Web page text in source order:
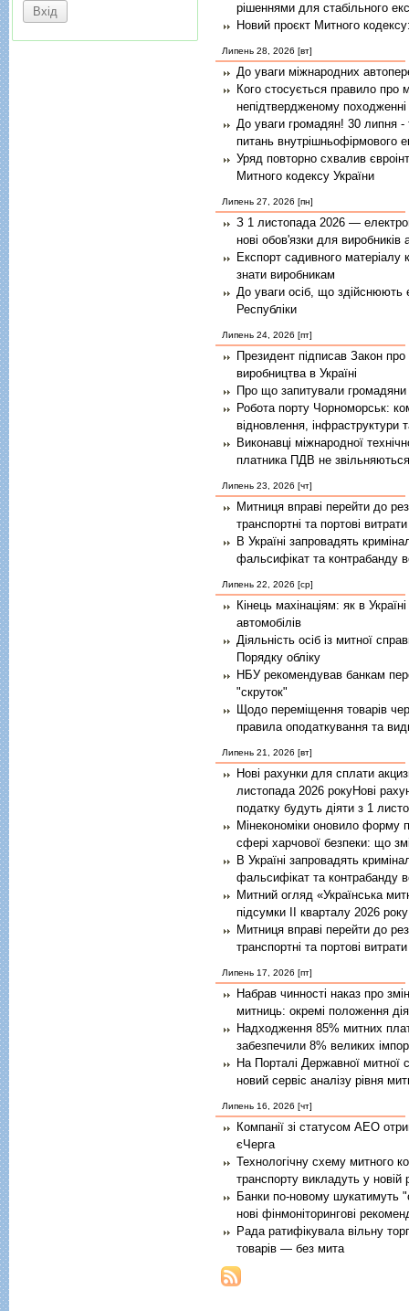
рішеннями для стабільного
Новий проєкт Митного
Липень 28, 2026 [вт]
До уваги міжнародних
Кого стосується правило
непідтвердженому походженні
До уваги громадян! 30 липня -
питань внутрішньофірмового
Уряд повторно схвалив
Митного кодексу України
Липень 27, 2026 [пн]
З 1 листопада 2026 —
нові обов'язки для
Експорт садивного
знати виробникам
До уваги осіб, що здійснюють
Республіки
Липень 24, 2026 [пт]
Президент підписав Закон про
виробництва в Україні
Про що запитували громадяни
Робота порту Чорноморськ:
відновлення, інфраструктури
Виконавці міжнародної
платника ПДВ не
Липень 23, 2026 [чт]
Митниця вправі перейти до
транспортні та портові
В Україні запровадять
фальсифікат та контрабанду
Липень 22, 2026 [ср]
Кінець махінаціям: як в
автомобілів
Діяльність осіб із митної
Порядку обліку
НБУ рекомендував банкам
"скруток"
Щодо переміщення товарів
правила оподаткування та
Липень 21, 2026 [вт]
Нові рахунки для сплати
листопада 2026 рокуНові
податку будуть діяти з 1
Мінекономіки оновило форму
сфері харчової безпеки: що
В Україні запровадять
фальсифікат та контрабанду
Митний огляд «Українська
підсумки ІІ кварталу 2026 року
Митниця вправі перейти до
транспортні та портові
Липень 17, 2026 [пт]
Набрав чинності наказ про
митниць: окремі положення
Надходження 85% митних
забезпечили 8% великих
На Порталі Державної митної
новий сервіс аналізу рівня
Липень 16, 2026 [чт]
Компанії зі статусом АЕО
єЧерга
Технологічну схему митного
транспорту викладуть у новій
Банки по-новому шукатимуть
нові фінмоніторингові
Рада ратифікувала вільну
товарів — без мита
Перевірка на спам